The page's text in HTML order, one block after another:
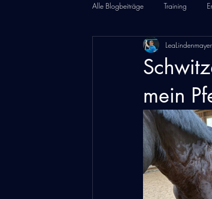
Alle Blogbeiträge Training
mein
LeaLindenmayer